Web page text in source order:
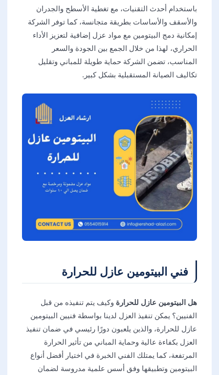
باستخدام أحدث التقنيات، مع تغطية الأسطح والجدران
والأسقف والأساسات بطريقة متجانسة، كما توفر الشركة
إمكانية دمج البيتومين مع مواد عزل إضافية لتعزيز الأداء
الحراري، لهذا من خلال الجمع بين الجودة والسعر
المناسب، تضمن الشركة حماية طويلة للمباني وتقليل
تكاليف الصيانة المستقبلية بشكل كبير.
فني البيتومين عازل للحرارة
هل البيتومين عازل للحرارة وكيف يتم تنفيذه من قبل
الفنيين؟ يمكن تنفيذ العزل لدينا بواسطة فنيين البيتومين
عازل للحرارة، والذين يلعبون دورًا رئيسي في ضمان تنفيذ
العزل بكفاءة عالية وحماية المباني من تأثير الحرارة
المرتفعة، كما يمتلك الفني الخبرة في اختيار أفضل أنواع
البيتومين وتطبيقها وفق أسس علمية مدروسة لضمان